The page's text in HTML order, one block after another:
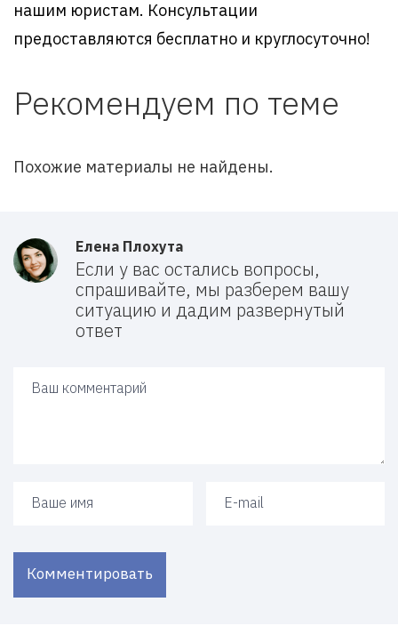
нашим юристам. Консультации
предоставляются бесплатно и круглосуточно!
Рекомендуем по теме
Похожие материалы не найдены.
Елена Плохута
Если у вас остались вопросы,
спрашивайте, мы разберем вашу
ситуацию и дадим развернутый
ответ
Комментировать